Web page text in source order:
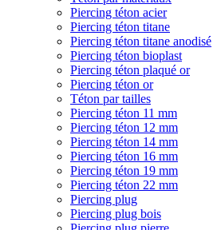
Piercing téton acier
Piercing téton titane
Piercing téton titane anodisé
Piercing téton bioplast
Piercing téton plaqué or
Piercing téton or
Téton par tailles
Piercing téton 11 mm
Piercing téton 12 mm
Piercing téton 14 mm
Piercing téton 16 mm
Piercing téton 19 mm
Piercing téton 22 mm
Piercing plug
Piercing plug bois